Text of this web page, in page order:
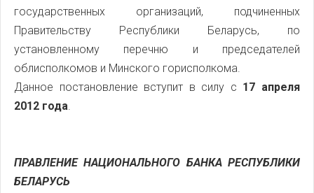
государственных организаций, подчиненных
Правительству Республики Беларусь, по
установленному перечню и председателей
облисполкомов и Минского горисполкома.
Данное постановление вступит в силу с 17 апреля
2012 года.
ПРАВЛЕНИЕ НАЦИОНАЛЬНОГО БАНКА РЕСПУБЛИКИ
БЕЛАРУСЬ